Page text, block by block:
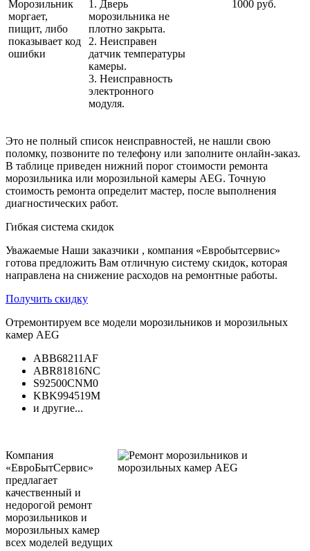
Морозильник
моргает,
пищит, либо
показывает код
ошибки
1. Дверь
морозильника не
плотно закрыта.
2. Неисправен
датчик температуры
камеры.
3. Неисправность
электронного
модуля.
1000 руб.
Это не полный список неисправностей, не нашли свою
поломку, позвоните по телефону или заполните онлайн-заказ.
В таблице приведен нижний порог стоимости ремонта
морозильника или морозильной камеры AEG. Точную
стоимость ремонта определит мастер, после выполнения
диагностических работ.
Гибкая система скидок
Уважаемые Наши заказчики , компания «Евробытсервис»
готова предложить Вам отличную систему скидок, которая
направлена на снижение расходов на ремонтные работы.
Получить скидку
Отремонтируем все модели морозильников и морозильных
камер AEG
ABB68211AF
ABR81816NC
S92500CNM0
KBK994519M
и другие...
Компания
«ЕвроБытСервис»
предлагает
качественный и
недорогой ремонт
морозильников и
морозильных камер
всех моделей ведущих